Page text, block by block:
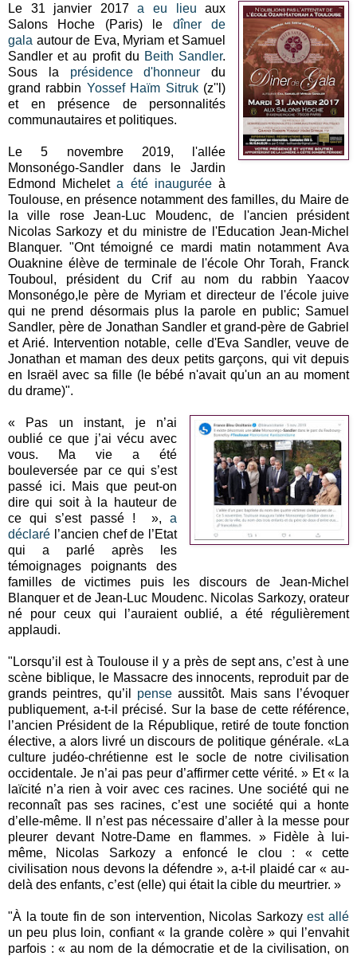
Le 31 janvier 2017a eu lieu aux
Salons Hoche (Paris) le dîner de
gala autour de Eva, Myriam et Samuel
Sandler et au profit du Beith Sandler.
Sous la présidence d'honneur du
grand rabbin Yossef Haïm Sitruk(z''l)
et en présence de personnalités
communautaires et politiques.
Le 5 novembre 2019, l'allée
Monsonégo-Sandler dans le Jardin
Edmond Micheleta été inauguréeà
Toulouse, en présence notamment des familles, du Maire de
la ville rose Jean-Luc Moudenc, de l'ancien président
Nicolas Sarkozy et du ministre de l'Education Jean-Michel
Blanquer. "Ont témoigné ce mardi matin notamment Ava
Ouaknine élève de terminale de l'école Ohr Torah, Franck
Touboul, président du Crif au nom du rabbin Yaacov
Monsonégo,le père de Myriam et directeur de l'école juive
qui ne prend désormais plus la parole en public; Samuel
Sandler, père de Jonathan Sandler et grand-père de Gabriel
et Arié. Intervention notable, celle d'Eva Sandler, veuve de
Jonathan et maman des deux petits garçons, qui vit depuis
en Israël avec sa fille (le bébé n'avait qu'un an au moment
du drame)".
« Pas un instant, je n’ai
oublié ce que j’ai vécu avec
vous. Ma vie a été
bouleversée par ce qui s’est
passé ici. Mais que peut-on
dire qui soit à la hauteur de
ce qui s’est passé ! »,a
déclaré l’ancien chef de l’Etat
qui a parlé après les
témoignages poignants des
familles de victimes puis les discours de Jean-Michel
Blanquer et de Jean-Luc Moudenc. Nicolas Sarkozy, orateur
né pour ceux qui l’auraient oublié, a été régulièrement
applaudi.
"Lorsqu’il est à Toulouse il y a près de sept ans, c’est à une
scène biblique, le Massacre des innocents, reproduit par de
grands peintres, qu’il penseaussitôt. Mais sans l’évoquer
publiquement, a-t-il précisé. Sur la base de cette référence,
l’ancien Président de la République, retiré de toute fonction
élective, a alors livré un discours de politique générale. «La
culture judéo-chrétienne est le socle de notre civilisation
occidentale. Je n’ai pas peur d’affirmer cette vérité. » Et « la
laïcité n’a rien à voir avec ces racines. Une société qui ne
reconnaît pas ses racines, c’est une société qui a honte
d’elle-même. Il n’est pas nécessaire d’aller à la messe pour
pleurer devant Notre-Dame en flammes. » Fidèle à lui-
même, Nicolas Sarkozy a enfoncé le clou : « cette
civilisation nous devons la défendre », a-t-il plaidé car « au-
delà des enfants, c’est (elle) qui était la cible du meurtrier. »
"À la toute fin de son intervention, Nicolas Sarkozyest allé
un peu plus loin, confiant « la grande colère » qui l’envahit
parfois : « au nom de la démocratie et de la civilisation, on